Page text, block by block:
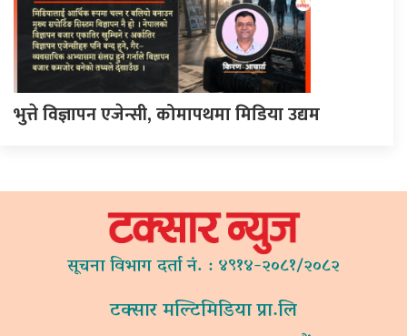
भुत्ते विज्ञापन एजेन्सी, कोमापथमा मिडिया उद्यम
सूचना विभाग दर्ता नं. : ४९१४-२०८१/२०८२
टक्सार मल्टिमिडिया प्रा.लि